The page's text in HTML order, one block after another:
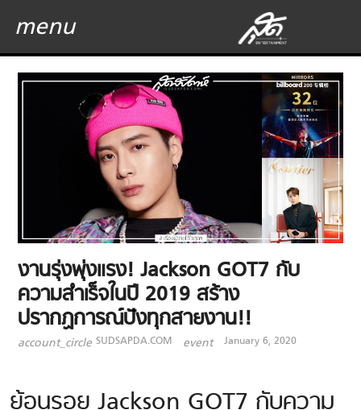
menu
งานรุ่งพุ่งแรง! Jackson GOT7 กับ
ความสำเร็จในปี 2019 สร้าง
ปรากฏการณ์ปังทุกสายงาน!!
account_circle SUDSAPDA.COM event January 6, 2020